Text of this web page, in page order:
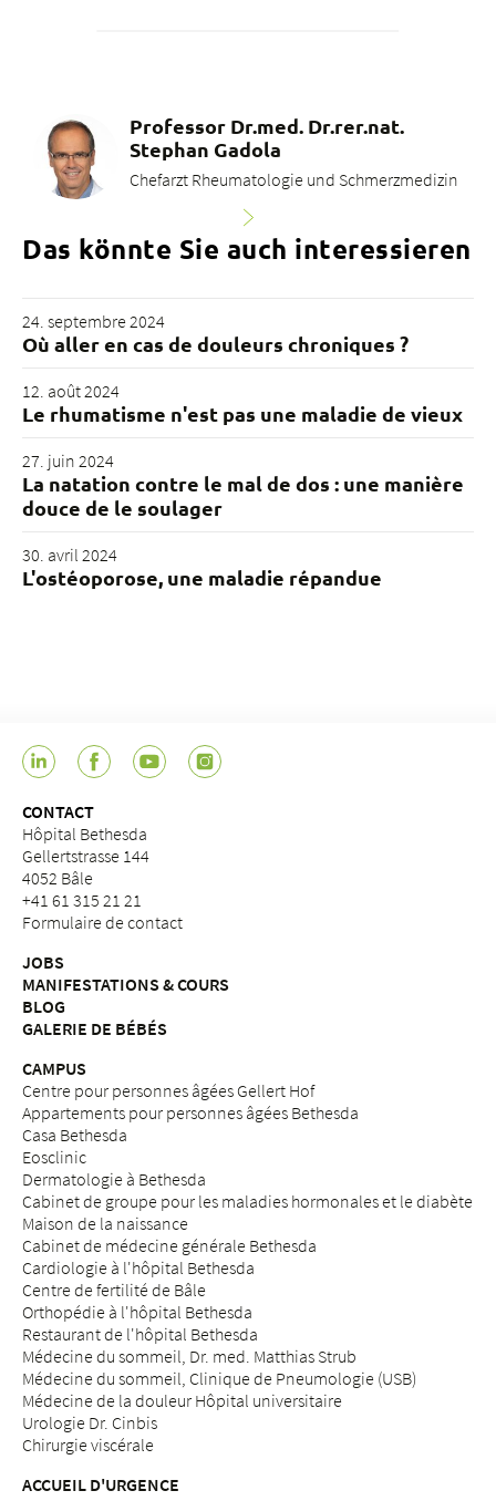
Professor Dr.med. Dr.rer.nat.
Stephan Gadola
Chefarzt Rheumatologie und Schmerzmedizin
Das könnte Sie auch interessieren
24. septembre 2024
Où aller en cas de douleurs chroniques ?
12. août 2024
Le rhumatisme n'est pas une maladie de vieux
27. juin 2024
La natation contre le mal de dos : une manière
douce de le soulager
30. avril 2024
L'ostéoporose, une maladie répandue
CONTACT
Hôpital Bethesda
Gellertstrasse 144
4052 Bâle
+41 61 315 21 21
Formulaire de contact
JOBS
MANIFESTATIONS & COURS
BLOG
GALERIE DE BÉBÉS
CAMPUS
Centre pour personnes âgées Gellert Hof
Appartements pour personnes âgées Bethesda
Casa Bethesda
Eosclinic
Dermatologie à Bethesda
Cabinet de groupe pour les maladies hormonales et le diabète
Maison de la naissance
Cabinet de médecine générale Bethesda
Cardiologie à l'hôpital Bethesda
Centre de fertilité de Bâle
Orthopédie à l'hôpital Bethesda
Restaurant de l'hôpital Bethesda
Médecine du sommeil, Dr. med. Matthias Strub
Médecine du sommeil, Clinique de Pneumologie (USB)
Médecine de la douleur Hôpital universitaire
Urologie Dr. Cinbis
Chirurgie viscérale
ACCUEIL D'URGENCE